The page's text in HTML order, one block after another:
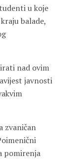
u koje
balade,
nad ovim
javnosti
zvaničan
pomirenja